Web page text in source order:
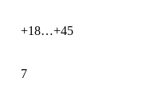
+18…+45
7